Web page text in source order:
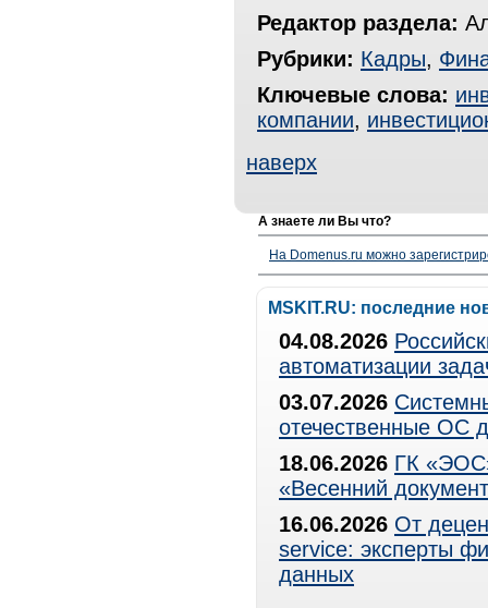
Редактор раздела:
Рубрики: Кадры,
Ключевые слова:
компании,
наверх
А знаете ли Вы что?
На Domenus.ru можно
MSKIT.RU: последние
04.08.2026
автоматизации
03.07.2026
отечественные ОС
18.06.2026 ГК
«Весенний
16.06.2026 От
service: эксперты
данных